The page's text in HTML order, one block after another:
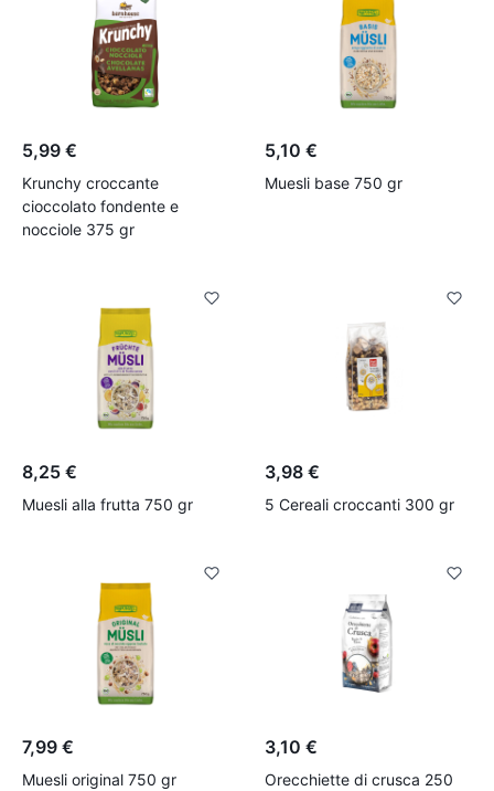
5,99 €
Krunchy croccante
cioccolato fondente e
nocciole 375 gr
5,10 €
Muesli base 750 gr
8,25 €
Muesli alla frutta 750 gr
3,98 €
5 Cereali croccanti 300 gr
7,99 €
Muesli original 750 gr
3,10 €
Orecchiette di crusca 250